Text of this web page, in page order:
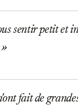
sentir petit et
fait de